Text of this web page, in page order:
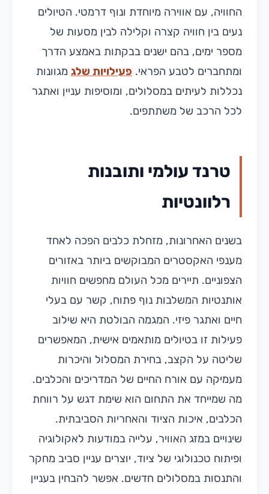
החוויה, עם אווירה מיוחדת ונוף דרמטי. הטיולים
נעים בין חוויה קצרה וקלילה לבין מסעות של
מספר ימים, בהם ישנים בבקתות באמצע הדרך
ומתחברים לטבע הפראי. פעילויות שלג מגוונות
נכללות לעיתים במסלולים, ומוסיפות עניין ואתגר
לכל הרכב של משתתפים.
טרנד עולמי ותובנות
רלוונטיות
בשנים האחרונות, מזחלת כלבים הפכה לאחד
מענפי האקסטרים המבוקשים ביותר באזורים
הצפוניים. תיירים מכל העולם מחפשים חוויות
אותנטיות המשלבות נוף פתוח, קשר עם בעלי
חיים ואתגר פיזי. המגמה הבולטת היא שילוב
פעילות זו בטיולים מותאמים אישית, המאפשרים
שליטה על הקצב, בחירת המסלול והיכרות
מעמיקה עם אורח החיים של המדריכים והכלבים.
מה שמייחד את התחום הוא שימת דגש על רווחת
הכלבים, איכות הציוד והאחריות הסביבתית.
שינויים במזג האוויר, עלייה במודעות לאקולוגיה
ופיתוח טכנולוגי של ציוד, יוצרים עניין סביב מחקר
והתנסות במסלולים חדשים. אפשר להבחין בעניין